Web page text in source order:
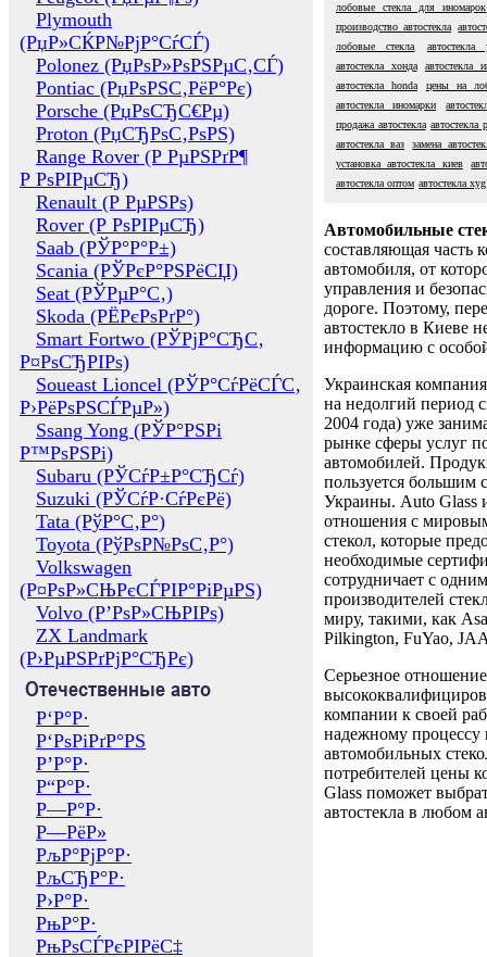
Plymouth
(РџР»СЌР№РјР°СѓСЃ)
Polonez (РџРѕР»РѕРЅРµС‚СЃ)
Pontiac (РџРѕРЅС‚РёР°Рє)
Porsche (РџРѕСЂС€Рµ)
Proton (РџСЂРѕС‚РѕРЅ)
Range Rover (Р РµРЅРґР¶
Р РѕРІРµСЂ)
Renault (Р РµРЅРѕ)
Rover (Р РѕРІРµСЂ)
Saab (РЎР°Р°Р±)
Scania (РЎРєР°РЅРёСЏ)
Seat (РЎРµР°С‚)
Skoda (РЁРєРѕРґР°)
Smart Fortwo (РЎРјР°СЂС‚
Р¤РѕСЂРІРѕ)
Soueast Lioncel (РЎР°СѓРёСЃС‚
Р›РёРѕРЅСЃРµР»)
Ssang Yong (РЎР°РЅРі
Р™РѕРЅРі)
Subaru (РЎСѓР±Р°СЂСѓ)
Suzuki (РЎСѓР·СѓРєРё)
Tata (РўР°С‚Р°)
Toyota (РўРѕР№РѕС‚Р°)
Volkswagen
(Р¤РѕР»СЊРєСЃРІР°РіРµРЅ)
Volvo (Р’РѕР»СЊРІРѕ)
ZX Landmark
(Р›РµРЅРґРјР°СЂРє)
Отечественные авто
Р‘Р°Р·
Р‘РѕРіРґР°РЅ
Р’Р°Р·
Р“Р°Р·
Р—Р°Р·
Р—РёР»
РљР°РјР°Р·
РљСЂР°Р·
Р›Р°Р·
РњР°Р·
РњРѕСЃРєРІРёС‡
лобовые стекла для иномарок
производство автостекла
лобовые стекла
автостекла
автостекла хонда
автостекла
автостекла honda
цены на
автостекла иномарки
продажа автостекла автостекла
автостекла ваз
замена
установка автостекла киев
автостекла оптом автостекла xyg
Автомобильные
составляющая часть
автомобиля, от
управления и
дороге. Поэтому,
автостекло в Киеве
информацию с
Украинская
на недолгий период
2004 года) уже
рынке сферы услуг
автомобилей.
пользуется большим
Украины. Auto Glass
отношения с
стекол, которые
необходимые
сотрудничает с
производителей
миру, такими, как
Pilkington, FuYao,
Серьезное отношение
компании к своей
надежному процессу
автомобильных
потребителей цены
Glass поможет
автостекла в любом